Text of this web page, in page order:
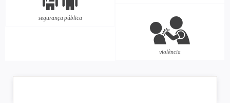
segurança pública
violência